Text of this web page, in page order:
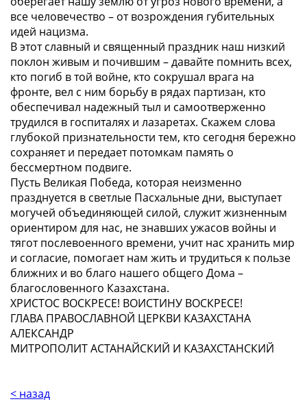
все человечество – от возрождения губительных
идей нацизма.
В этот славный и священный праздник наш низкий
поклон живым и почившим – давайте помнить всех,
кто погиб в той войне, кто сокрушал врага на
фронте, вел с ним борьбу в рядах партизан, кто
обеспечивал надежный тыл и самоотверженно
трудился в госпиталях и лазаретах. Скажем слова
глубокой признательности тем, кто сегодня бережно
сохраняет и передает потомкам память о
бессмертном подвиге.
Пусть Великая Победа, которая неизменно
празднуется в светлые Пасхальные дни, выступает
могучей объединяющей силой, служит жизненным
ориентиром для нас, не знавших ужасов войны и
тягот послевоенного времени, учит нас хранить мир
и согласие, помогает нам жить и трудиться к пользе
ближних и во благо нашего общего Дома –
благословенного Казахстана.
ХРИСТОС ВОСКРЕСЕ! ВОИСТИНУ ВОСКРЕСЕ!
ГЛАВА ПРАВОСЛАВНОЙ ЦЕРКВИ КАЗАХСТАНА
АЛЕКСАНДР
МИТРОПОЛИТ АСТАНАЙСКИЙ И КАЗАХСТАНСКИЙ
< назад